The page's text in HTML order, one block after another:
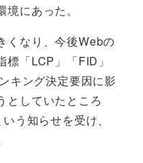
にあった。
くなり、今後Webの
「LCP」「FID」
キング決定要因に影
としていたところ
う知らせを受け、